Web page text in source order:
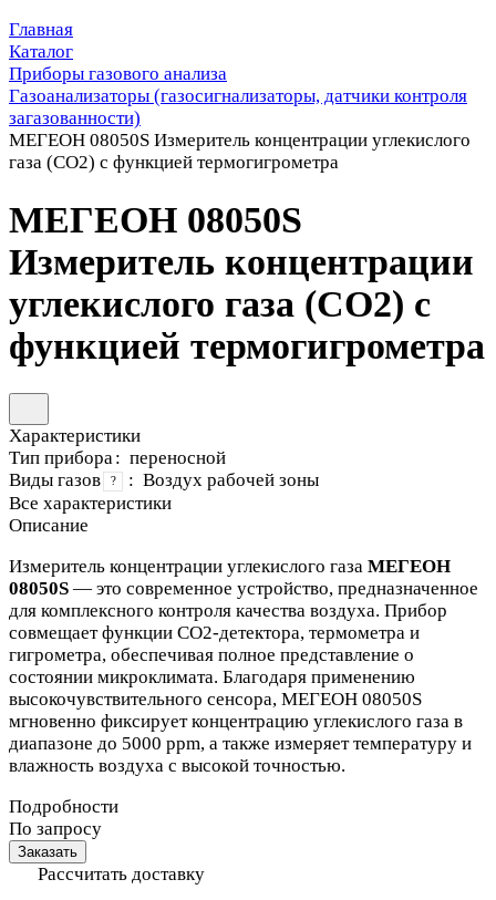
Главная
Каталог
Приборы газового анализа
Газоанализаторы (газосигнализаторы, датчики контроля
загазованности)
МЕГЕОН 08050S Измеритель концентрации углекислого
газа (СО2) с функцией термогигрометра
МЕГЕОН 08050S
Измеритель концентрации
углекислого газа (СО2) с
функцией термогигрометра
Характеристики
Тип прибора : переносной
Виды газов
? : Воздух рабочей зоны
Все характеристики
Описание
Измеритель концентрации углекислого газа МЕГЕОН
08050S — это современное устройство, предназначенное
для комплексного контроля качества воздуха. Прибор
совмещает функции CO2-детектора, термометра и
гигрометра, обеспечивая полное представление о
состоянии микроклимата. Благодаря применению
высокочувствительного сенсора, МЕГЕОН 08050S
мгновенно фиксирует концентрацию углекислого газа в
диапазоне до 5000 ppm, а также измеряет температуру и
влажность воздуха с высокой точностью.
Подробности
По запросу
Заказать
Рассчитать доставку